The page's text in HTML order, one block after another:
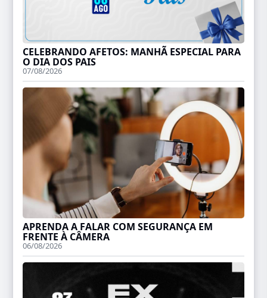
CELEBRANDO AFETOS: MANHÃ ESPECIAL PARA
O DIA DOS PAIS
07/08/2026
APRENDA A FALAR COM SEGURANÇA EM
FRENTE À CÂMERA
06/08/2026